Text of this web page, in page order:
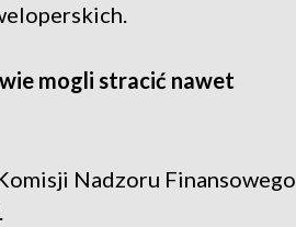
mogli stracić nawet
Nadzoru Finansowego